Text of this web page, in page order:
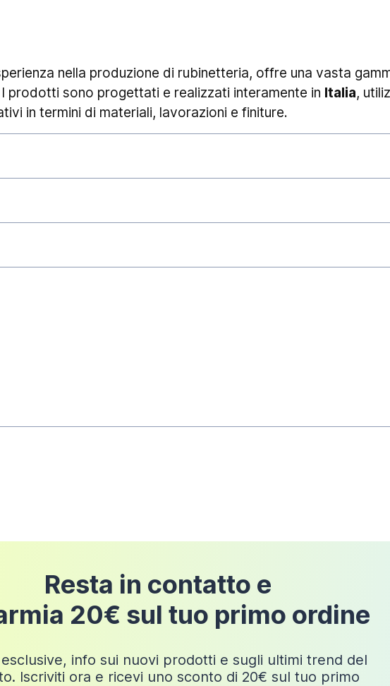
nella produzione di rubinetteria, offre una vasta
I prodotti sono progettati e realizzati interamente in Italia,
in termini di materiali, lavorazioni e finiture.
che i
Eventi quali, ad esempio, l'elevato traffico di merci
festività in genere) piuttosto che tumulti sindacali nel settore
dalla data di consegna
Resta in contatto e
20€ sul tuo primo ordine
info sui nuovi prodotti e sugli ultimi trend del
Iscriviti ora e ricevi uno sconto di 20€ sul tuo primo